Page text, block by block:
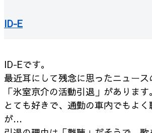
ID-E
ID-Eです。
最近耳にして残念に思ったニュース
「氷室京介の活動引退」があります。
とても好きで、通勤の車内でもよ
が…